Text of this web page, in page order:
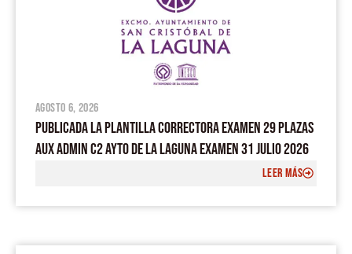
agosto 6, 2026
PUBLICADA LA PLANTILLA CORRECTORA EXAMEN 29 PLAZAS
AUX ADMIN C2 AYTO DE LA LAGUNA EXAMEN 31 JULIO 2026
LEER MÁS